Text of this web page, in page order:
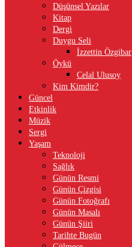
Düşünsel Yazılar
Kitap
Dergi
Duygu Seli
İzzettin Özgibar
Öykü
Celal Ulusoy
Kim Kimdir?
Güncel
Etkinlik
Müzik
Sergi
Yaşam
Teknoloji
Sağlık
Günün Resmi
Günün Çizgisi
Günün Fotoğrafı
Günün Masalı
Günün Şiiri
Tarihte Bugün